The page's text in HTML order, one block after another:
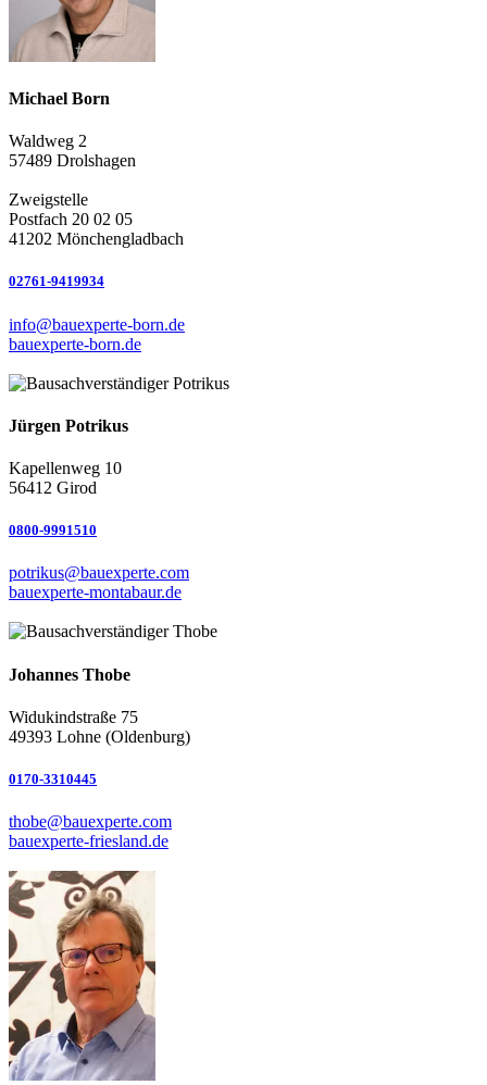
Michael Born
Waldweg 2
57489 Drolshagen
Zweigstelle
Postfach 20 02 05
41202 Mönchengladbach
02761-9419934
info@bauexperte-born.de
bauexperte-born.de
Jürgen Potrikus
Kapellenweg 10
56412 Girod
0800-9991510
potrikus@bauexperte.com
bauexperte-montabaur.de
Johannes Thobe
Widukindstraße 75
49393 Lohne (Oldenburg)
0170-3310445
thobe@bauexperte.com
bauexperte-friesland.de